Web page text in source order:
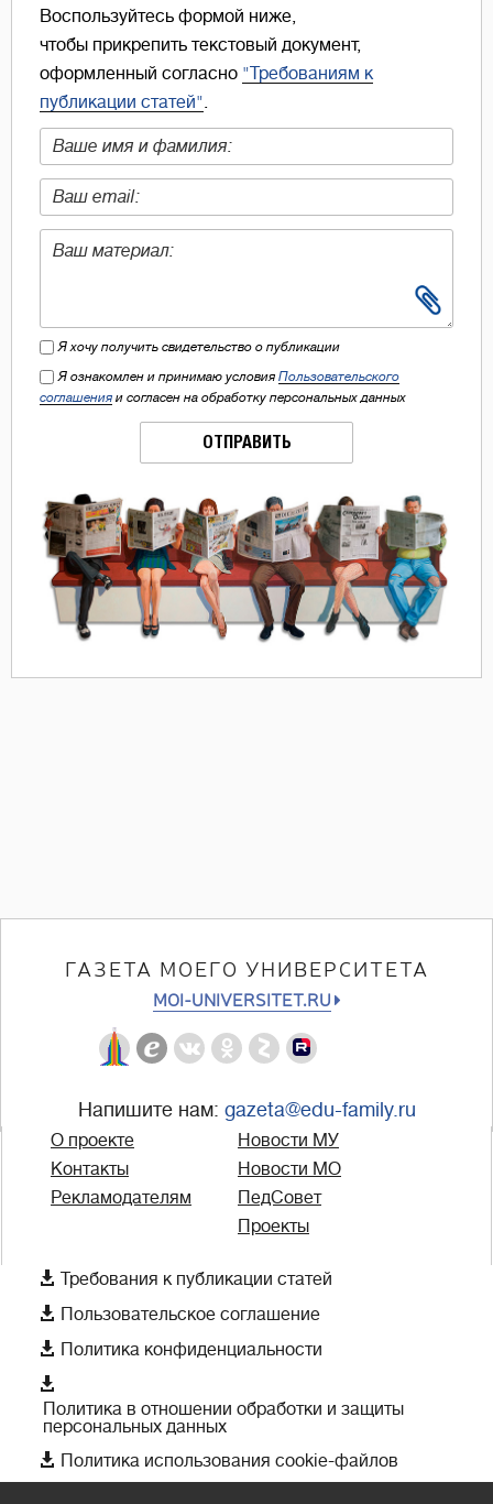
Воспользуйтесь формой ниже,
чтобы прикрепить текстовый документ,
оформленный согласно "Требованиям к
публикации статей".
Я хочу получить свидетельство о публикации
Я ознакомлен и принимаю условия Пользовательского
соглашения и согласен на обработку персональных данных
ОТПРАВИТЬ
ГАЗЕТА МОЕГО УНИВЕРСИТЕТА
MOI-UNIVERSITET.RU
Напишите нам: gazeta@edu-family.ru
О проекте
Контакты
Рекламодателям
Новости МУ
Новости МО
ПедСовет
Проекты
 Требования к публикации статей
 Пользовательское соглашение
 Политика конфиденциальности

Политика в отношении обработки и защиты
персональных данных
 Политика использования cookie-файлов